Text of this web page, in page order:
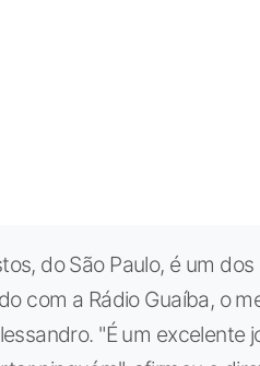
do São Paulo, é um
com a Rádio Guaíba, o
"É um